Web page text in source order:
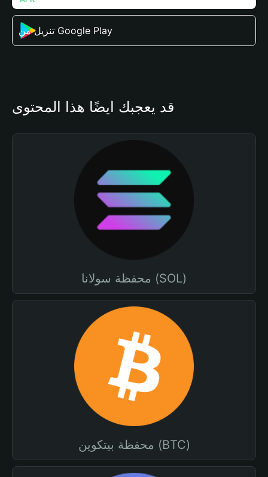
تنزيل من Google Play
قد يعجبك أيضًا هذا المحتوى
محفظة سولانا (SOL)
محفظة بيتكوين (BTC)